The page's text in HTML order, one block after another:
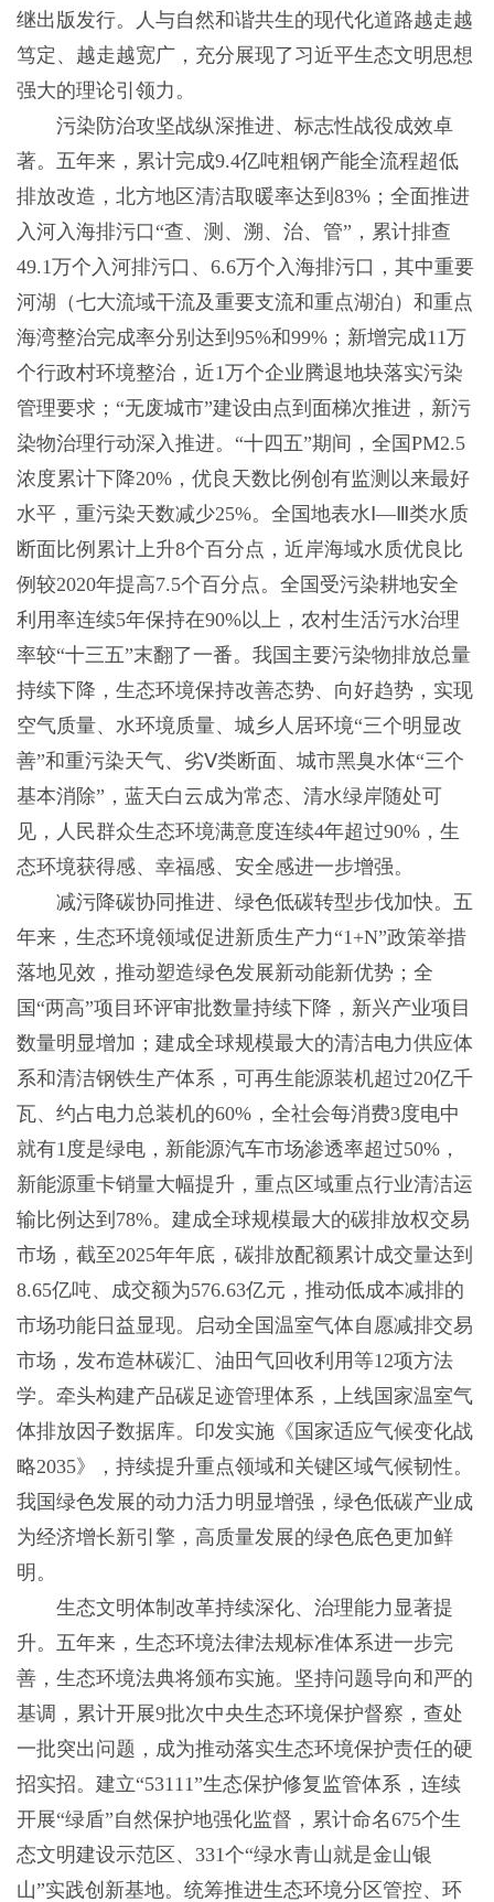
继出版发行。人与自然和谐共生的现代化道路越走越
笃定、越走越宽广，充分展现了习近平生态文明思想
强大的理论引领力。
污染防治攻坚战纵深推进、标志性战役成效卓
著。五年来，累计完成9.4亿吨粗钢产能全流程超低
排放改造，北方地区清洁取暖率达到83%；全面推进
入河入海排污口“查、测、溯、治、管”，累计排查
49.1万个入河排污口、6.6万个入海排污口，其中重要
河湖（七大流域干流及重要支流和重点湖泊）和重点
海湾整治完成率分别达到95%和99%；新增完成11万
个行政村环境整治，近1万个企业腾退地块落实污染
管理要求；“无废城市”建设由点到面梯次推进，新污
染物治理行动深入推进。“十四五”期间，全国PM2.5
浓度累计下降20%，优良天数比例创有监测以来最好
水平，重污染天数减少25%。全国地表水Ⅰ—Ⅲ类水质
断面比例累计上升8个百分点，近岸海域水质优良比
例较2020年提高7.5个百分点。全国受污染耕地安全
利用率连续5年保持在90%以上，农村生活污水治理
率较“十三五”末翻了一番。我国主要污染物排放总量
持续下降，生态环境保持改善态势、向好趋势，实现
空气质量、水环境质量、城乡人居环境“三个明显改
善”和重污染天气、劣Ⅴ类断面、城市黑臭水体“三个
基本消除”，蓝天白云成为常态、清水绿岸随处可
见，人民群众生态环境满意度连续4年超过90%，生
态环境获得感、幸福感、安全感进一步增强。
减污降碳协同推进、绿色低碳转型步伐加快。五
年来，生态环境领域促进新质生产力“1+N”政策举措
落地见效，推动塑造绿色发展新动能新优势；全
国“两高”项目环评审批数量持续下降，新兴产业项目
数量明显增加；建成全球规模最大的清洁电力供应体
系和清洁钢铁生产体系，可再生能源装机超过20亿千
瓦、约占电力总装机的60%，全社会每消费3度电中
就有1度是绿电，新能源汽车市场渗透率超过50%，
新能源重卡销量大幅提升，重点区域重点行业清洁运
输比例达到78%。建成全球规模最大的碳排放权交易
市场，截至2025年年底，碳排放配额累计成交量达到
8.65亿吨、成交额为576.63亿元，推动低成本减排的
市场功能日益显现。启动全国温室气体自愿减排交易
市场，发布造林碳汇、油田气回收利用等12项方法
学。牵头构建产品碳足迹管理体系，上线国家温室气
体排放因子数据库。印发实施《国家适应气候变化战
略2035》，持续提升重点领域和关键区域气候韧性。
我国绿色发展的动力活力明显增强，绿色低碳产业成
为经济增长新引擎，高质量发展的绿色底色更加鲜
明。
生态文明体制改革持续深化、治理能力显著提
升。五年来，生态环境法律法规标准体系进一步完
善，生态环境法典将颁布实施。坚持问题导向和严的
基调，累计开展9批次中央生态环境保护督察，查处
一批突出问题，成为推动落实生态环境保护责任的硬
招实招。建立“53111”生态保护修复监管体系，连续
开展“绿盾”自然保护地强化监督，累计命名675个生
态文明建设示范区、331个“绿水青山就是金山银
山”实践创新基地。统筹推进生态环境分区管控、环